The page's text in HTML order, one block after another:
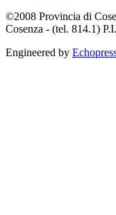
©2008 Provincia di
Cosenza - (tel. 814.1)
Engineered by